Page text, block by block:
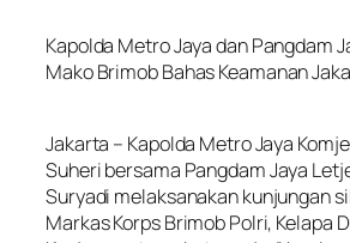
Kapolda Metro Jaya dan Pangdam
Mako Brimob Bahas Keamanan
Jakarta – Kapolda Metro Jaya
Suheri bersama Pangdam Jaya
Suryadi melaksanakan kunjungan
Markas Korps Brimob Polri, Kelapa